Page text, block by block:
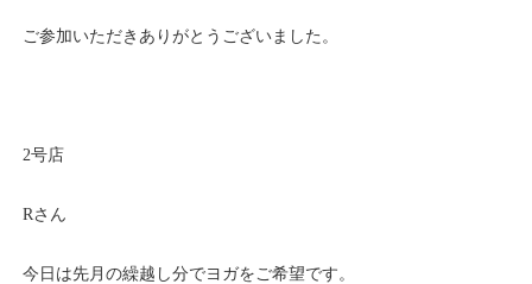
ご参加いただきありがとうございました。
2号店
Rさん
今日は先月の繰越し分でヨガをご希望です。